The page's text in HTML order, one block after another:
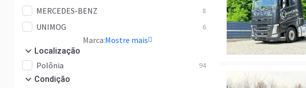
MERCEDES-BENZ 8
UNIMOG 6
Marca:Mostre mais
Localização
Polônia 94
Condição